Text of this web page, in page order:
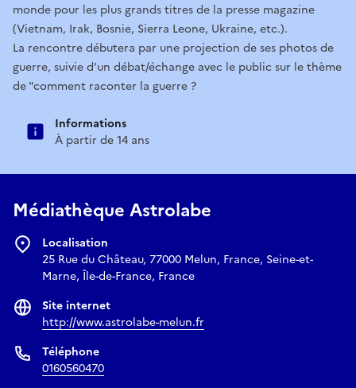
monde pour les plus grands titres de la presse magazine
(Vietnam, Irak, Bosnie, Sierra Leone, Ukraine, etc.).
La rencontre débutera par une projection de ses photos de
guerre, suivie d'un débat/échange avec le public sur le thème
de "comment raconter la guerre ?
Informations
À partir de 14 ans
Médiathèque Astrolabe
Localisation
25 Rue du Château, 77000 Melun, France, Seine-et-
Marne, Île-de-France, France
Site internet
http://www.astrolabe-melun.fr
Téléphone
0160560470